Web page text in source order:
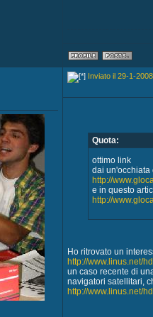
Inviato il 29-1-
Quota:
ottimo link
dai un'occhiata
http://
e in questo
http://
Ho ritrovato un
http://www.linus.net/
un caso recente di
navigatori satellitari,
http://www.linus.net/